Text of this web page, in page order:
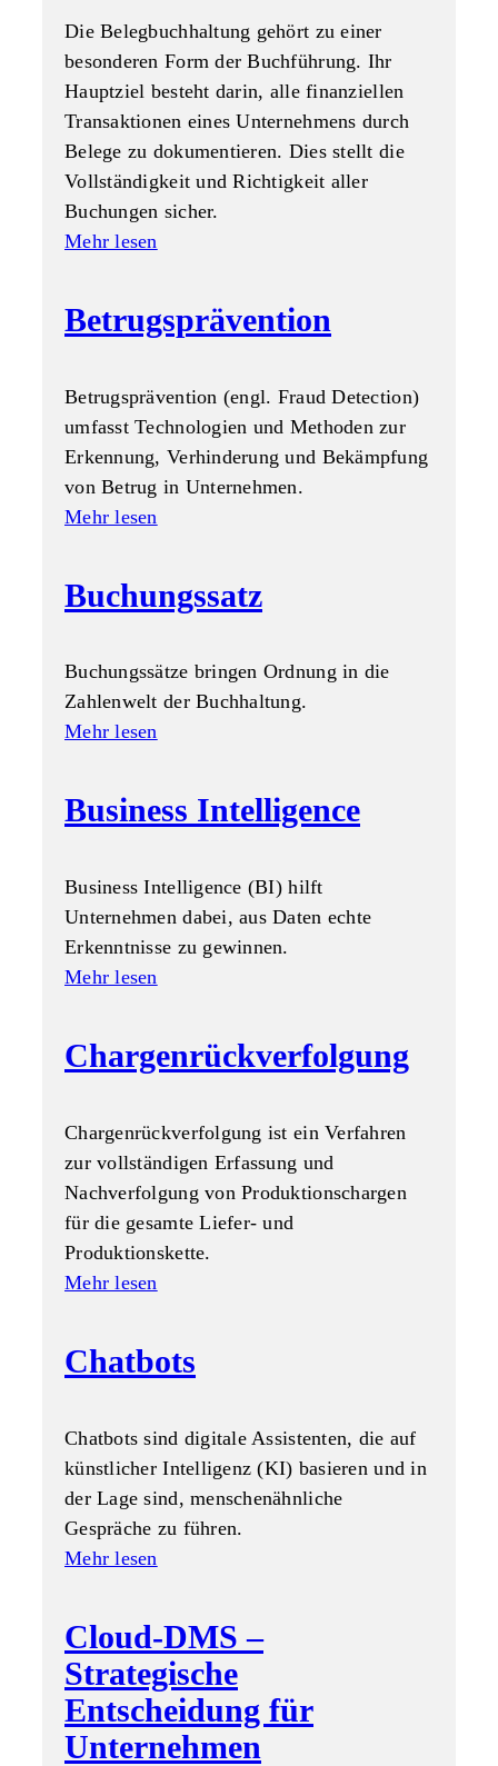
Die Belegbuchhaltung gehört zu einer
besonderen Form der Buchführung. Ihr
Hauptziel besteht darin, alle finanziellen
Transaktionen eines Unternehmens durch
Belege zu dokumentieren. Dies stellt die
Vollständigkeit und Richtigkeit aller
Buchungen sicher.
Mehr lesen
Betrugsprävention
Betrugsprävention (engl. Fraud Detection)
umfasst Technologien und Methoden zur
Erkennung, Verhinderung und Bekämpfung
von Betrug in Unternehmen.
Mehr lesen
Buchungssatz
Buchungssätze bringen Ordnung in die
Zahlenwelt der Buchhaltung.
Mehr lesen
Business Intelligence
Business Intelligence (BI) hilft
Unternehmen dabei, aus Daten echte
Erkenntnisse zu gewinnen.
Mehr lesen
Chargenrückverfolgung
Chargenrückverfolgung ist ein Verfahren
zur vollständigen Erfassung und
Nachverfolgung von Produktionschargen
für die gesamte Liefer- und
Produktionskette.
Mehr lesen
Chatbots
Chatbots sind digitale Assistenten, die auf
künstlicher Intelligenz (KI) basieren und in
der Lage sind, menschenähnliche
Gespräche zu führen.
Mehr lesen
Cloud-DMS –
Strategische
Entscheidung für
Unternehmen